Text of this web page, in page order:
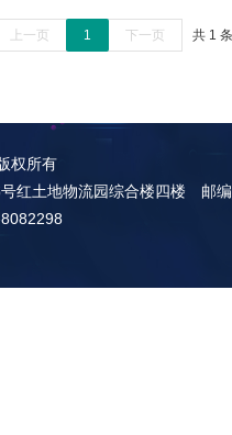
上一页 1 下一页 共 1 条
权所有
红土地物流园综合楼四楼 邮